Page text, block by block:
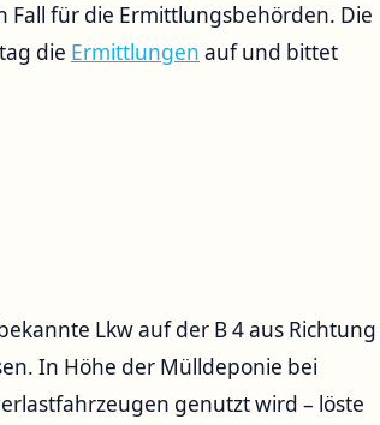
Fall für die Ermittlungsbehörden. Die
die Ermittlungen auf und bittet
Lkw auf der B 4 aus Richtung
In Höhe der Mülldeponie bei
genutzt wird – löste